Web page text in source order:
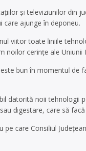
și televiziunilor din
ajunge în deponeu.
viitor toate liniile
noilor cerințe ale Uniunii
bun în momentul de
datorită noii tehnologii
digestare, care să
care Consiliul